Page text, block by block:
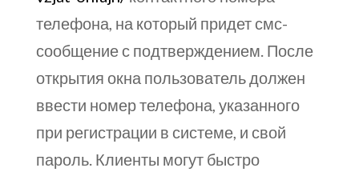
телефона, на который придет смс-
сообщение с подтверждением. После
открытия окна пользователь должен
ввести номер телефона, указанного
при регистрации в системе, и свой
пароль. Клиенты могут быстро